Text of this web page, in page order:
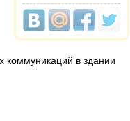
коммуникаций в здании